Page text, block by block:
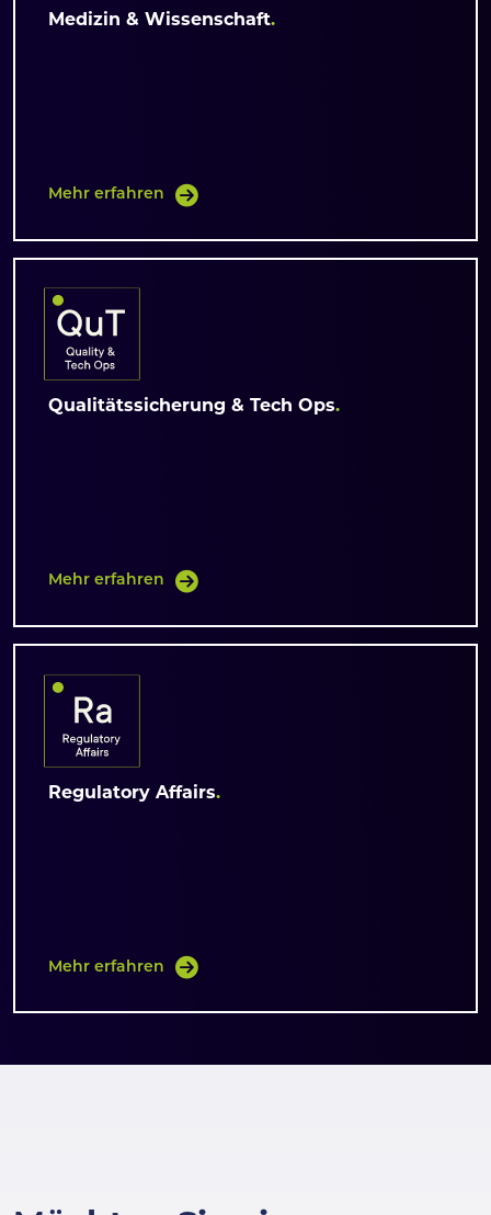
Medizin & Wissenschaft
Mehr erfahren
Qualitätssicherung & Tech Ops
Mehr erfahren
Regulatory Affairs
Mehr erfahren